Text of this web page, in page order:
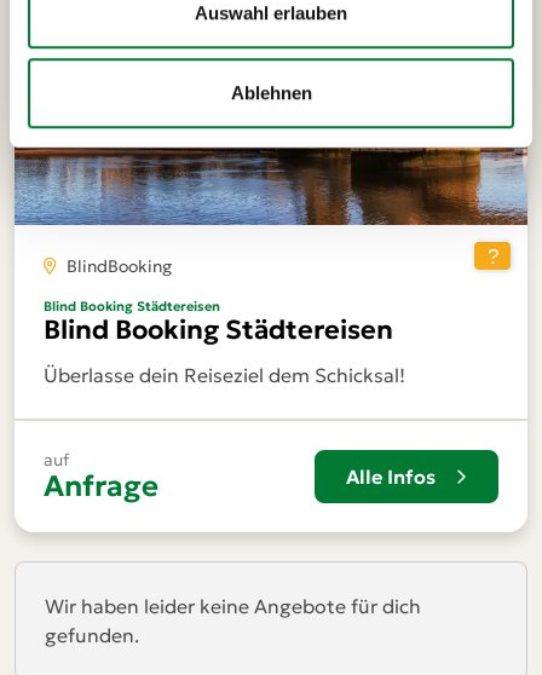
Auswahl erlauben
Ablehnen
BlindBooking
Blind Booking Städtereisen
Blind Booking Städtereisen
Überlasse dein Reiseziel dem Schicksal!
auf
Anfrage Alle Infos
Wir haben leider keine Angebote für dich
gefunden.